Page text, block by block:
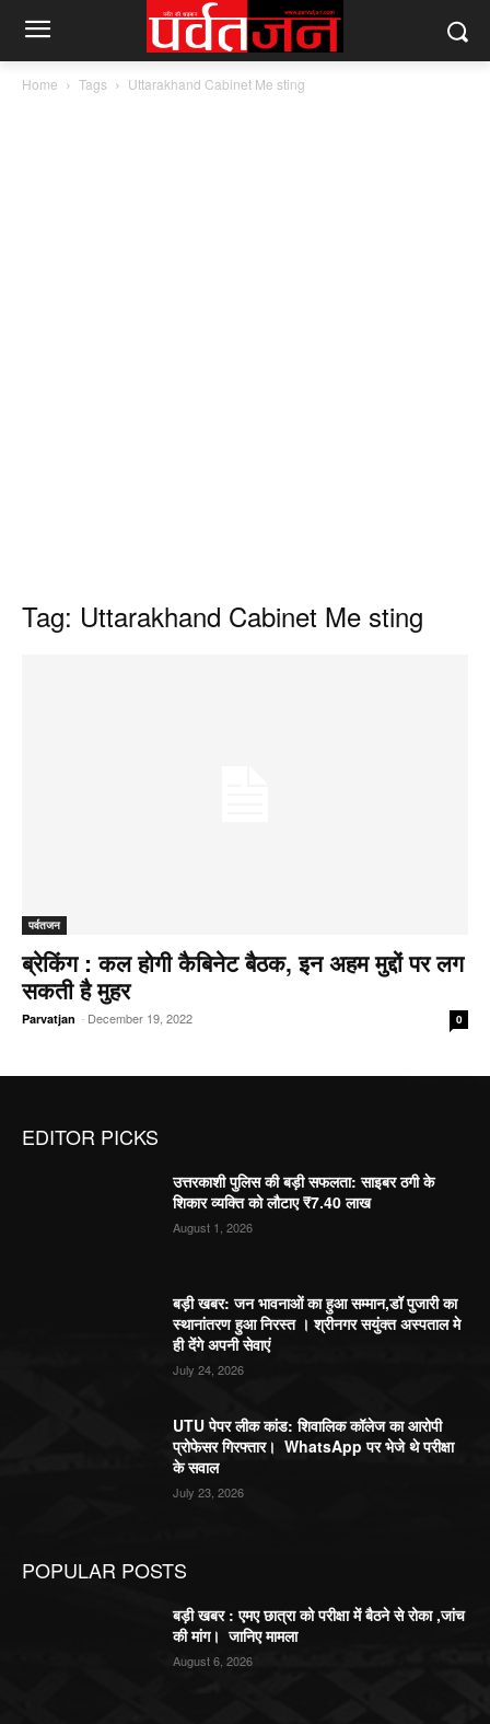
Home Tags Uttarakhand Cabinet Me sting
Tag: Uttarakhand Cabinet Me sting
पर्वतजन
ब्रेकिंग : कल होगी कैबिनेट बैठक, इन अहम मुद्दों पर लग
सकती है मुहर
Parvatjan - December 19, 2022 0
EDITOR PICKS
उत्तरकाशी पुलिस की बड़ी सफलता: साइबर ठगी के
शिकार व्यक्ति को लौटाए ₹7.40 लाख
August 1, 2026
बड़ी खबर: जन भावनाओं का हुआ सम्मान,डॉ पुजारी का
स्थानांतरण हुआ निरस्त । श्रीनगर सयुंक्त अस्पताल मे
ही देंगे अपनी सेवाएं
July 24, 2026
UTU पेपर लीक कांड: शिवालिक कॉलेज का आरोपी
प्रोफेसर गिरफ्तार। WhatsApp पर भेजे थे परीक्षा
के सवाल
July 23, 2026
POPULAR POSTS
बड़ी खबर : एमए छात्रा को परीक्षा में बैठने से रोका ,जांच
की मांग। जानिए मामला
August 6, 2026